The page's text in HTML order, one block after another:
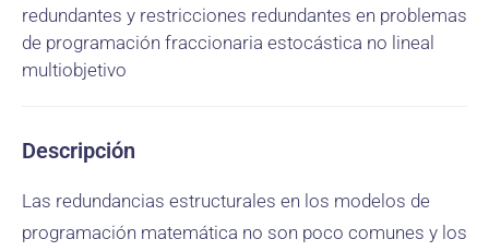
redundantes y restricciones redundantes en problemas
de programación fraccionaria estocástica no lineal
multiobjetivo
Descripción
Las redundancias estructurales en los modelos de
programación matemática no son poco comunes y los